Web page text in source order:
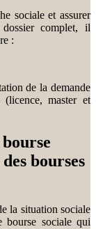
sociale et assurer
complet, il
:
de la demande
master et
bourses
la situation sociale
bourse sociale qui